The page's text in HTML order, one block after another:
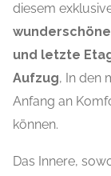
diesem
und letzte
Aufzug, In den
Anfang an
können.
Das Innere,